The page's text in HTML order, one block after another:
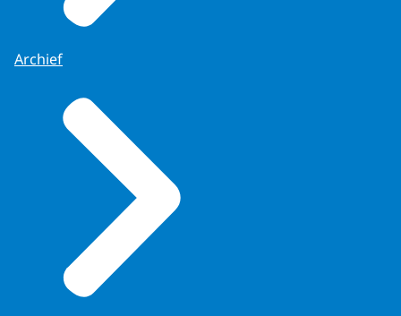
Archief